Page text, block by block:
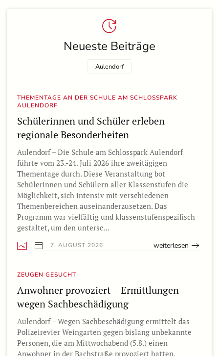
Neueste Beiträge
Aulendorf
THEMENTAGE AN DER SCHULE AM SCHLOSSPARK
AULENDORF
Schülerinnen und Schüler erleben
regionale Besonderheiten
Aulendorf – Die Schule am Schlosspark Aulendorf
führte vom 23.-24. Juli 2026 ihre zweitägigen
Thementage durch. Diese Veranstaltung bot
Schülerinnen und Schülern aller Klassenstufen die
Möglichkeit, sich intensiv mit verschiedenen
Themenbereichen auseinanderzusetzen. Das
Programm war vielfältig und klassenstufenspezifisch
gestaltet, um den untersc…
7. AUGUST 2026 weiterlesen
ZEUGEN GESUCHT
Anwohner provoziert – Ermittlungen
wegen Sachbeschädigung
Aulendorf – Wegen Sachbeschädigung ermittelt das
Polizeirevier Weingarten gegen bislang unbekannte
Personen, die am Mittwochabend (5.8.) einen
Anwohner in der Bachstraße provoziert hatten.